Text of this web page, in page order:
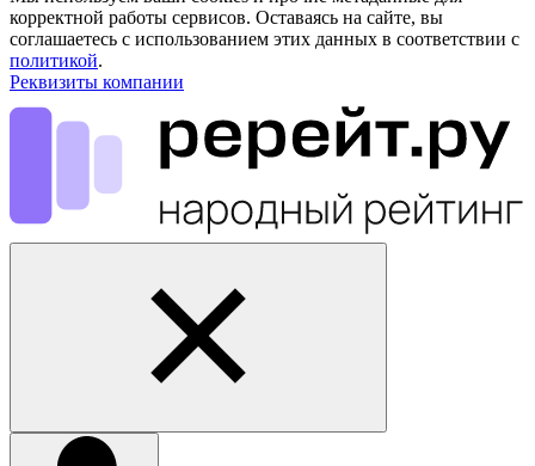
корректной работы сервисов. Оставаясь на сайте, вы
соглашаетесь с использованием этих данных в соответствии с
политикой.
Реквизиты компании